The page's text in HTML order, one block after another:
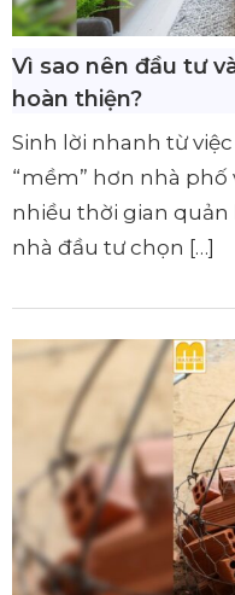
Vì sao nên đầu tư
hoàn thiện?
Sinh lời nhanh từ
“mềm” hơn nhà
nhiều thời gian quản
nhà đầu tư chọn […]